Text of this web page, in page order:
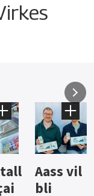
Hard
iste fra